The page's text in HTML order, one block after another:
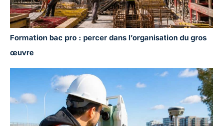
Formation bac pro : percer dans l’organisation du gros
œuvre